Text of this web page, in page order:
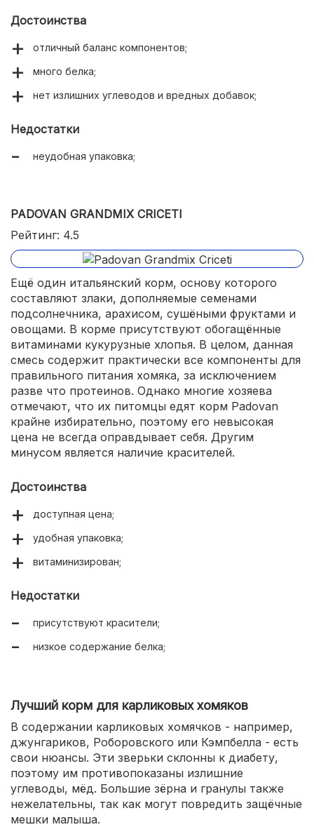
Достоинства
отличный баланс компонентов;
много белка;
нет излишних углеводов и вредных добавок;
Недостатки
неудобная упаковка;
PADOVAN GRANDMIX CRICETI
Рейтинг: 4.5
Ещё один итальянский корм, основу которого
составляют злаки, дополняемые семенами
подсолнечника, арахисом, сушёными фруктами и
овощами. В корме присутствуют обогащённые
витаминами кукурузные хлопья. В целом, данная
смесь содержит практически все компоненты для
правильного питания хомяка, за исключением
разве что протеинов. Однако многие хозяева
отмечают, что их питомцы едят корм Padovan
крайне избирательно, поэтому его невысокая
цена не всегда оправдывает себя. Другим
минусом является наличие красителей.
Достоинства
доступная цена;
удобная упаковка;
витаминизирован;
Недостатки
присутствуют красители;
низкое содержание белка;
Лучший корм для карликовых хомяков
В содержании карликовых хомячков - например,
джунгариков, Роборовского или Кэмпбелла - есть
свои нюансы. Эти зверьки склонны к диабету,
поэтому им противопоказаны излишние
углеводы, мёд. Большие зёрна и гранулы также
нежелательны, так как могут повредить защёчные
мешки малыша.